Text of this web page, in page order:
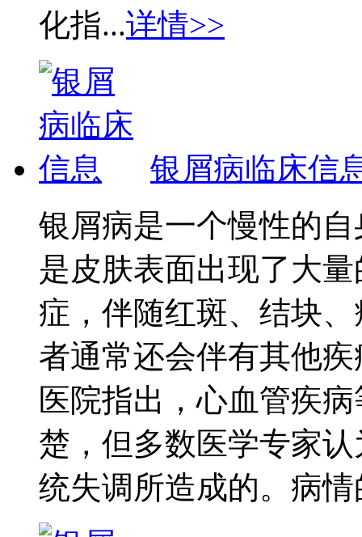
化指...详情>>
银屑病临床信
银屑病是一个慢性的
是皮肤表面出现了大
症，伴随红斑、结块
者通常还会伴有其他
医院指出，心血管疾
楚，但多数医学专家
统失调所造成的。病情